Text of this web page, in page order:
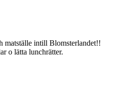
intill Blomsterlandet!!
o lätta lunchrätter.